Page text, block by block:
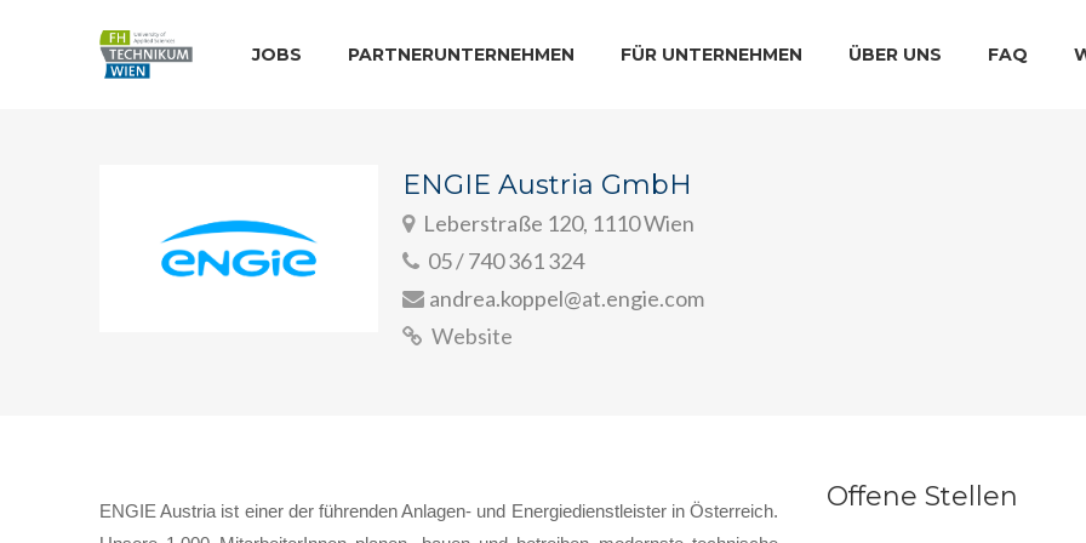
JOBS PARTNERUNTERNEHMEN FÜR UNTERNEHMEN ÜBER UNS FAQ
ENGIE Austria GmbH
Leberstraße 120, 1110 Wien
05 / 740 361 324
andrea.koppel@at.engie.com
Website
ENGIE Austria ist einer der führenden Anlagen- und Energiedienstleister in Österreich.
Offene Stellen